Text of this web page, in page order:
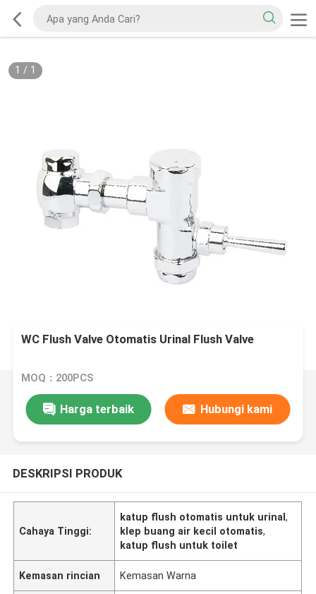
1 / 1
WC Flush Valve Otomatis Urinal Flush Valve
MOQ：200PCS
Harga terbaik Hubungi kami
DESKRIPSI PRODUK
Cahaya Tinggi:
katup flush otomatis untuk urinal,
klep buang air kecil otomatis,
katup flush untuk toilet
Kemasan rincian Kemasan Warna